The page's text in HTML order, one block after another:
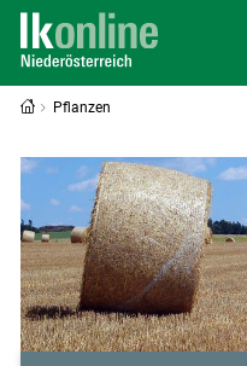
Pflanzen
Pflanzen